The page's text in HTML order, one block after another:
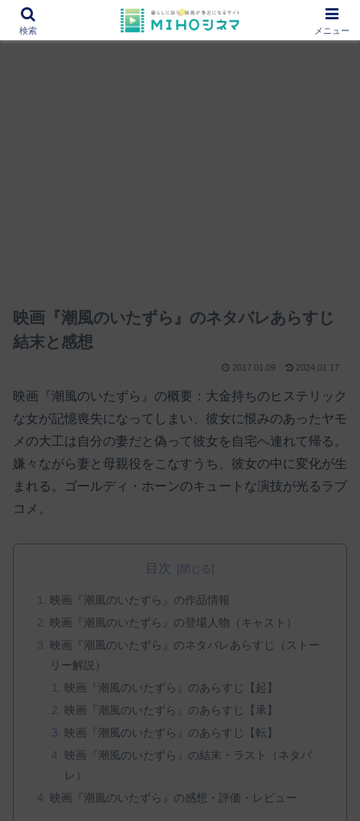
12000作品を紹介！あなたの映画図書館『MIHOシネマ』
映画『潮風のいたずら』のネタバレあらすじ
結末と感想
2017.01.09 2024.01.17
映画『潮風のいたずら』の概要：大金持ちのヒステリック
な女が記憶喪失になってしまい、彼女に恨みのあったヤモ
メの大工は自分の妻だと偽って彼女を自宅へ連れて帰る。
嫌々ながら妻と母親役をこなすうち、彼女の中に変化が生
まれる。ゴールディ・ホーンのキュートな演技が光るラブ
コメ。
目次
映画『潮風のいたずら』の作品情報
映画『潮風のいたずら』の登場人物（キャスト）
映画『潮風のいたずら』のネタバレあらすじ（ストー
リー解説）
映画『潮風のいたずら』のあらすじ【起】
映画『潮風のいたずら』のあらすじ【承】
映画『潮風のいたずら』のあらすじ【転】
映画『潮風のいたずら』の結末・ラスト（ネタバ
レ）
映画『潮風のいたずら』の感想・評価・レビュー
検索 メニュー